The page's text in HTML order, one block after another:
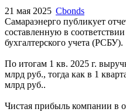
21 мая 2025 Cbonds
Самараэнерго публикует
составленную в
бухгалтерского учета (РСБУ).
По итогам 1 кв. 2025 г.
млрд руб., тогда как в 1
млрд руб..
Чистая прибыль компании в